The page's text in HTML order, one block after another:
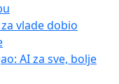
vlade dobio
AI za sve, bolje